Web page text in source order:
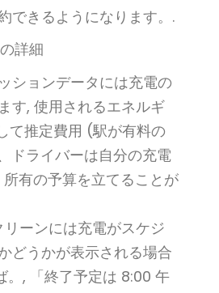
できるようになります。.
詳細
ションデータには充電の
す, 使用されるエネルギ
て推定費用 (駅が有料の
ドライバーは自分の充電
有の予算を立てることが
ーンには充電がスケジ
どうかが表示される場合
。, 「終了予定は 8:00 午